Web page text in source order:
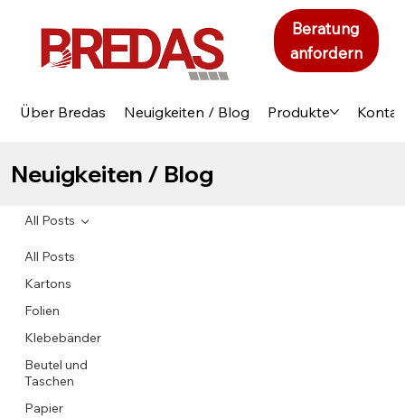
Über Bredas Neuigkeiten / Blog Produkte
Beratung
anfordern
Neuigkeiten / Blog
All Posts
Kartons
Folien
Klebebänder
Beutel und
Taschen
Papier
All Posts